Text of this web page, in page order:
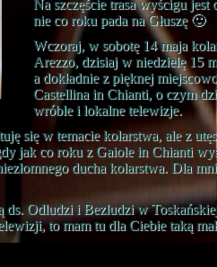
Na szczęście trasa wyścigu jest
nie co roku pada na Głuszę 🙂
Wczoraj, w sobotę 14 maja
Arezzo, dzisiaj w niedzielę 15
a dokładnie z pięknej
Castellina in Chianti, o czym
wróble i lokalne telewizje.
się w temacie kolarstwa, ale z
jak co roku z Gaiole in Chianti
ducha kolarstwa. Dla
ds. Odludzi i Bezludzi w
to mam tu dla Ciebie taką